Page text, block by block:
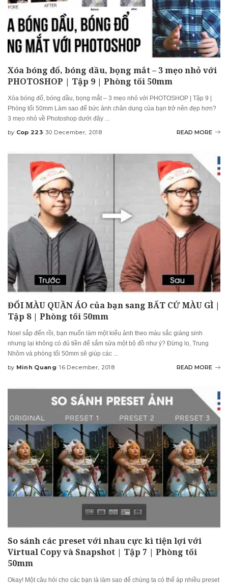
Xóa bóng đổ, bóng dầu, bọng mắt – 3 mẹo nhỏ với
PHOTOSHOP | Tập 9 | Phòng tối 50mm
Xóa bóng đổ, bóng dầu, bọng mắt – 3 mẹo nhỏ với PHOTOSHOP | Tập 9 |
Phòng tối 50mm Làm sao để bức ảnh chân dung của bạn trở nên đẹp hơn?
3 mẹo nhỏ về Photoshop dưới đây
Posted
by Cop 223 30 December, 2018 READ MORE
ĐỔI MÀU QUẦN ÁO của bạn sang BẤT CỨ MÀU GÌ |
Tập 8 | Phòng tối 50mm
Noel sắp đến rồi, bạn muốn làm một kiểu ảnh theo màu sắc giáng sinh
nhưng lại không có đủ tiền để sắm sửa một bộ đồ như ý? Đừng lo, Trung
Nhôm và phòng tối 50mm sẽ giúp các ...
Posted
by Minh Quang 16 December, 2018 READ MORE
So sánh các preset với nhau cực kì tiện lợi với
Virtual Copy và Snapshot | Tập 7 | Phòng tối
50mm
Okay! Một câu hỏi cho các bạn là làm sao để chúng ta có thể áp nhiều preset